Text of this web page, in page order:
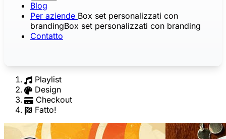
Blog
Per aziende Box set personalizzati con
brandingBox set personalizzati con branding
Contatto
Playlist
Design
Checkout
Fatto!